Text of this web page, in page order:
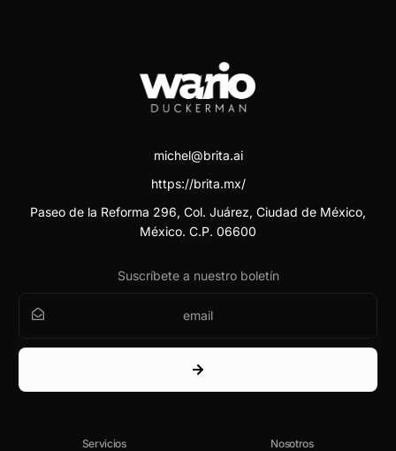
michel@brita.ai
https://brita.mx/
Paseo de la Reforma 296, Col. Juárez, Ciudad de México,
México. C.P. 06600
Suscríbete a nuestro boletín
Servicios Nosotros